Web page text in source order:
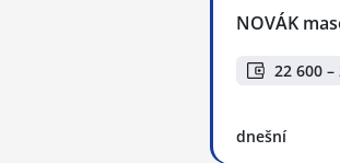
NOVÁK
22 600 –
dnešní